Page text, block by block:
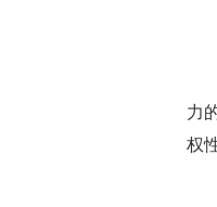
力
权